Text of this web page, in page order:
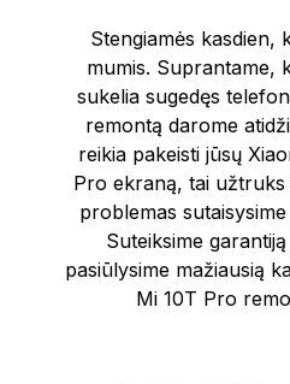
Stengiamės kasdien,
mumis. Suprantame,
sukelia sugedęs
remontą darome
reikia pakeisti jūsų
Pro ekraną, tai užtruks
problemas
Suteiksime
pasiūlysime mažiausią
Mi 10T Pro